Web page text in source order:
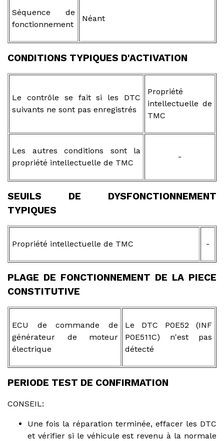
Séquence de
fonctionnement
Néant
CONDITIONS TYPIQUES D'ACTIVATION
Le contrôle se fait si les DTC
suivants ne sont pas enregistrés
Propriété
intellectuelle de
TMC
Les autres conditions sont la
propriété intellectuelle de TMC
-
SEUILS DE DYSFONCTIONNEMENT
TYPIQUES
Propriété intellectuelle de TMC -
PLAGE DE FONCTIONNEMENT DE LA PIECE
CONSTITUTIVE
ECU de commande de
générateur de moteur
électrique
Le DTC P0E52 (INF
P0E511C) n'est pas
détecté
PERIODE TEST DE CONFIRMATION
CONSEIL:
Une fois la réparation terminée, effacer les DTC
et vérifier si le véhicule est revenu à la normale